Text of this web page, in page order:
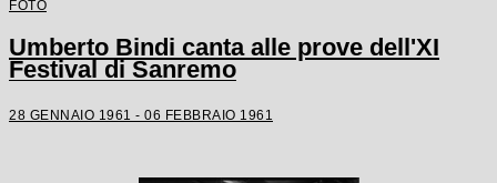
FOTO
Umberto Bindi canta alle prove dell'XI
Festival di Sanremo
28 GENNAIO 1961 - 06 FEBBRAIO 1961